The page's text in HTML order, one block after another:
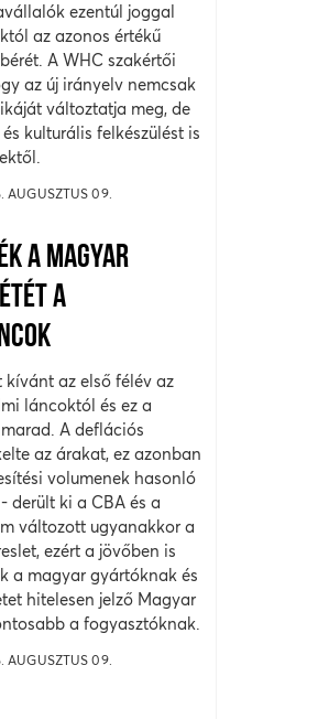
ezentúl joggal
az azonos értékű
A WHC szakértői
az új irányelv nemcsak
változtatja meg, de
kulturális felkészülést is
AUGUSZTUS 09.
A MAGYAR
A
az első félév az
láncoktól és ez a
A deflációs
az árakat, ez azonban
volumenek hasonló
derült ki a CBA és a
változott ugyanakkor a
ezért a jövőben is
a magyar gyártóknak és
hitelesen jelző Magyar
a fogyasztóknak.
AUGUSZTUS 09.